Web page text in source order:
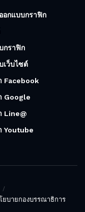
อกแบบกราฟิก
กราฟิก
เว็บไซต์
Facebook
Google
Line@
Youtube
ยบายกองบรรณาธิการ